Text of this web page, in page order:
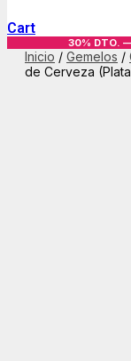
Cart
30% DTO. —
Inicio / Gemelos /
de Cerveza